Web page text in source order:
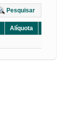
Pesquisar
Alíquota